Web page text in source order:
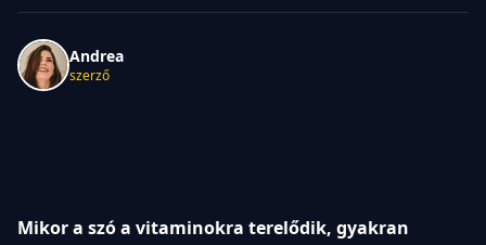
Andrea
szerző
Mikor a szó a vitaminokra terelődik, gyakran